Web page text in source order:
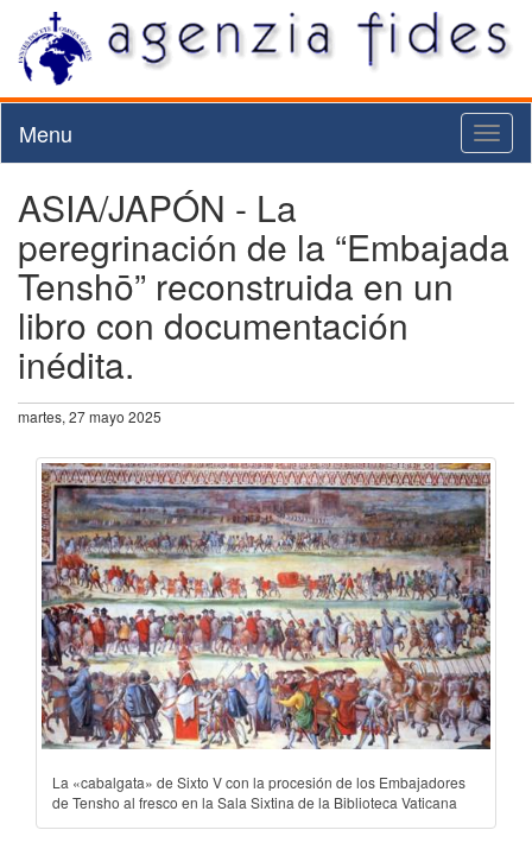
Menu
ASIA/JAPÓN - La
peregrinación de la “Embajada
Tenshō” reconstruida en un
libro con documentación
inédita.
martes, 27 mayo 2025
La «cabalgata» de Sixto V con la procesión de los Embajadores
de Tensho al fresco en la Sala Sixtina de la Biblioteca Vaticana